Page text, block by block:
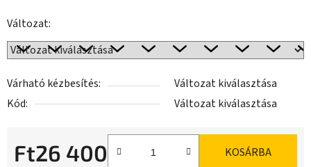
Változat:
Várható kézbesítés:
Változat kiválasztása
Kód:
Változat kiválasztása
Ft26 400 KOSÁRBA